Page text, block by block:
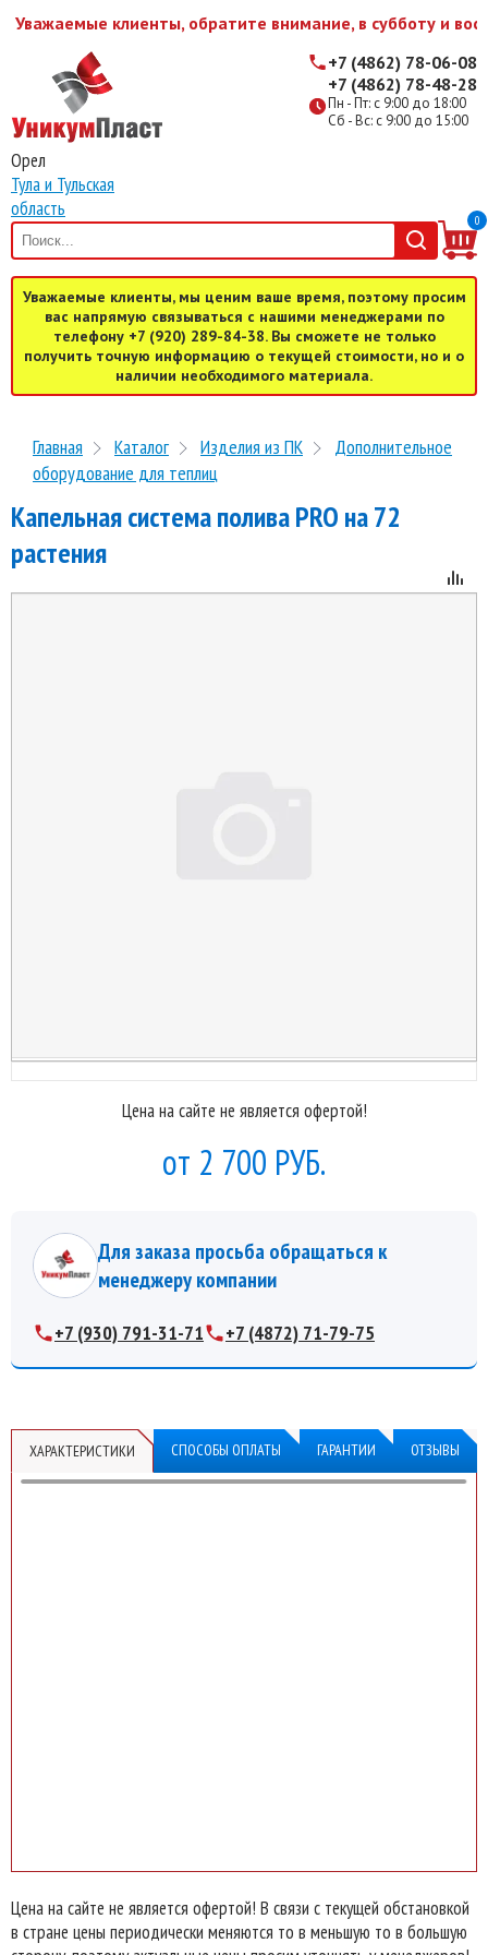
Уважаемые клиенты, обратите внимание, в субботу и
Орел
Тула и Тульская
область
Пн - Пт: с 9:00 до 18:00
Сб - Вс: с 9:00 до 15:00
+7 (4862) 78-06-08
+7 (4862) 78-48-28
0
Уважаемые клиенты, мы ценим ваше время, поэтому просим
вас напрямую связываться с нашими менеджерами по
телефону +7 (920) 289-84-38. Вы сможете не только
получить точную информацию о текущей стоимости, но и о
наличии необходимого материала.
Главная Каталог Изделия из ПК
Дополнительное
оборудование для теплиц
Капельная система полива PRO на 72
растения
Цена на сайте не является офертой!
2 700 РУБ.
Для заказа просьба обращаться к
менеджеру компании
+7 (930) 791-31-71 +7 (4872) 71-79-75
ХАРАКТЕРИСТИКИ СПОСОБЫ ОПЛАТЫ ГАРАНТИИ ОТЗЫВЫ
Цена на сайте не является офертой! В связи с текущей обстановкой
в стране цены периодически меняются то в меньшую то в большую